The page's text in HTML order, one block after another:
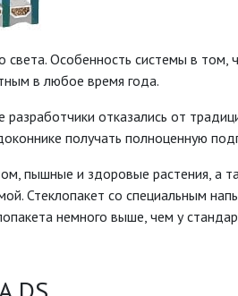
света. Особенность системы в том,
в любое время года.
отказались от
получать полноценную
пышные и здоровые растения, а
Стеклопакет со специальным
немного выше, чем у